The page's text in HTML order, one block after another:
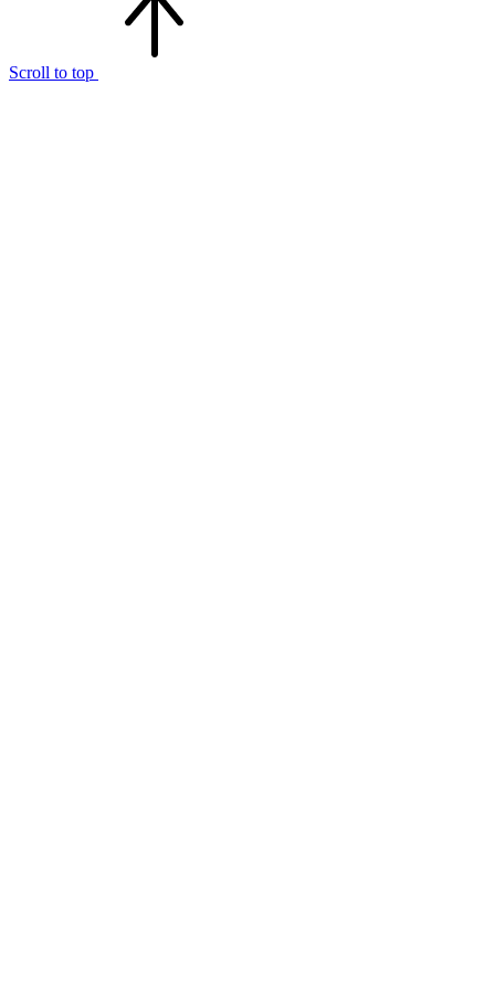
Scroll to top